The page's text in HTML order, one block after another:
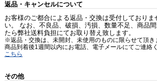
返品・キャンセルについて
お客様のご都合による返品・交換は受付しておりま
い。 なお、不良品、破損、汚損、数量不足、商品
たら弊社送料負担にてお取り替え致します。
※返品・交換は、未開封、未使用のものに限らせて頂き
商品到着後1週間以内にお電話、電子メールにてご連絡
こちら
その他